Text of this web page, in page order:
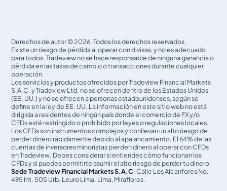
Derechos de autor © 2026. Todos los derechos reservados.
Existe un riesgo de pérdida al operar con divisas, y no es adecuado
para todos. Tradeview no se hace responsable de ninguna ganancia o
pérdida en las tasas de cambio o transacciones durante cualquier
operación.
Los servicios y productos ofrecidos por Tradeview Financial Markets
S.A.C. y Tradeview Ltd. no se ofrecen dentro de los Estados Unidos
(EE. UU.) y no se ofrecen a personas estadounidenses, según se
define en la ley de EE. UU. La información en este sitio web no está
dirigida a residentes de ningún país donde el comercio de FX y/o
CFDs esté restringido o prohibido por leyes o regulaciones locales.
Los CFDs son instrumentos complejos y conllevan un alto riesgo de
perder dinero rápidamente debido al apalancamiento. El 64% de las
cuentas de inversores minoristas pierden dinero al operar con CFDs
en Tradeview. Debes considerar si entiendes cómo funcionan los
CFDs y si puedes permitirte asumir el alto riesgo de perder tu dinero.
Sede Tradeview Financial Markets S.A.C: Calle Los Alcanfores No.
495 Int. 505 Urb. Leuro Lima. Lima, Miraflores.